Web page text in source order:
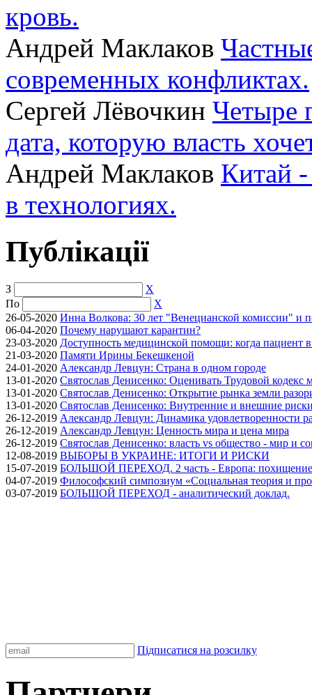
кровь.
Андрей Маклаков
современных конфликтах.
Сергей Лёвочкин Четыре
дата, которую власть
Андрей Маклаков Китай
в технологиях.
Публікації
З
X
По
X
26-05-2020 Инна Волкова: 30 лет "Венецианской комиссии" и
06-04-2020 Почему нарушают карантин?
23-03-2020 Доступность медицинской помощи: когда пациент
21-03-2020 Памяти Ирины Бекешкеной
24-01-2020 Александр Левцун: Страна в одном городе
13-01-2020 Святослав Денисенко: Оценивать Трудовой кодекс
13-01-2020 Святослав Денисенко: Открытие рынка земли
13-01-2020 Святослав Денисенко: Внутренние и внешние
26-12-2019 Александр Левцун: Динамика удовлетворенности
26-12-2019 Александр Левцун: Ценность мира и цена мира
26-12-2019 Святослав Денисенко: власть vs общество - мир и
12-08-2019 ВЫБОРЫ В УКРАИНЕ: ИТОГИ И РИСКИ
15-07-2019 БОЛЬШОЙ ПЕРЕХОД. 2 часть - Европа: похищение
04-07-2019 Философский симпозиум «Социальная теория и
03-07-2019 БОЛЬШОЙ ПЕРЕХОД - аналитический доклад.
Підписатися на розсилку